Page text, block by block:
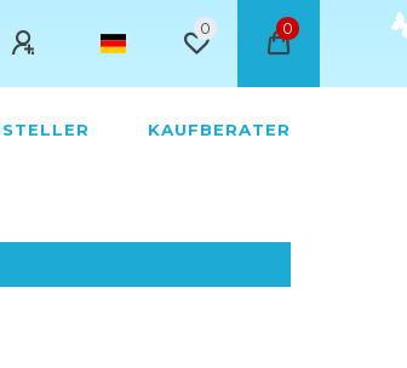
0 0
KAUFBERATER